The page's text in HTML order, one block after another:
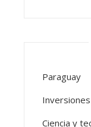
Paraguay
Ciencia y